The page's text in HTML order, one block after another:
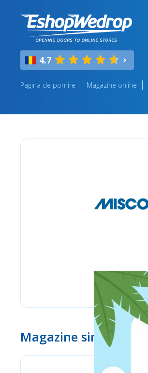
4.7
Pagina de pornire Magazine online
Magazine similare